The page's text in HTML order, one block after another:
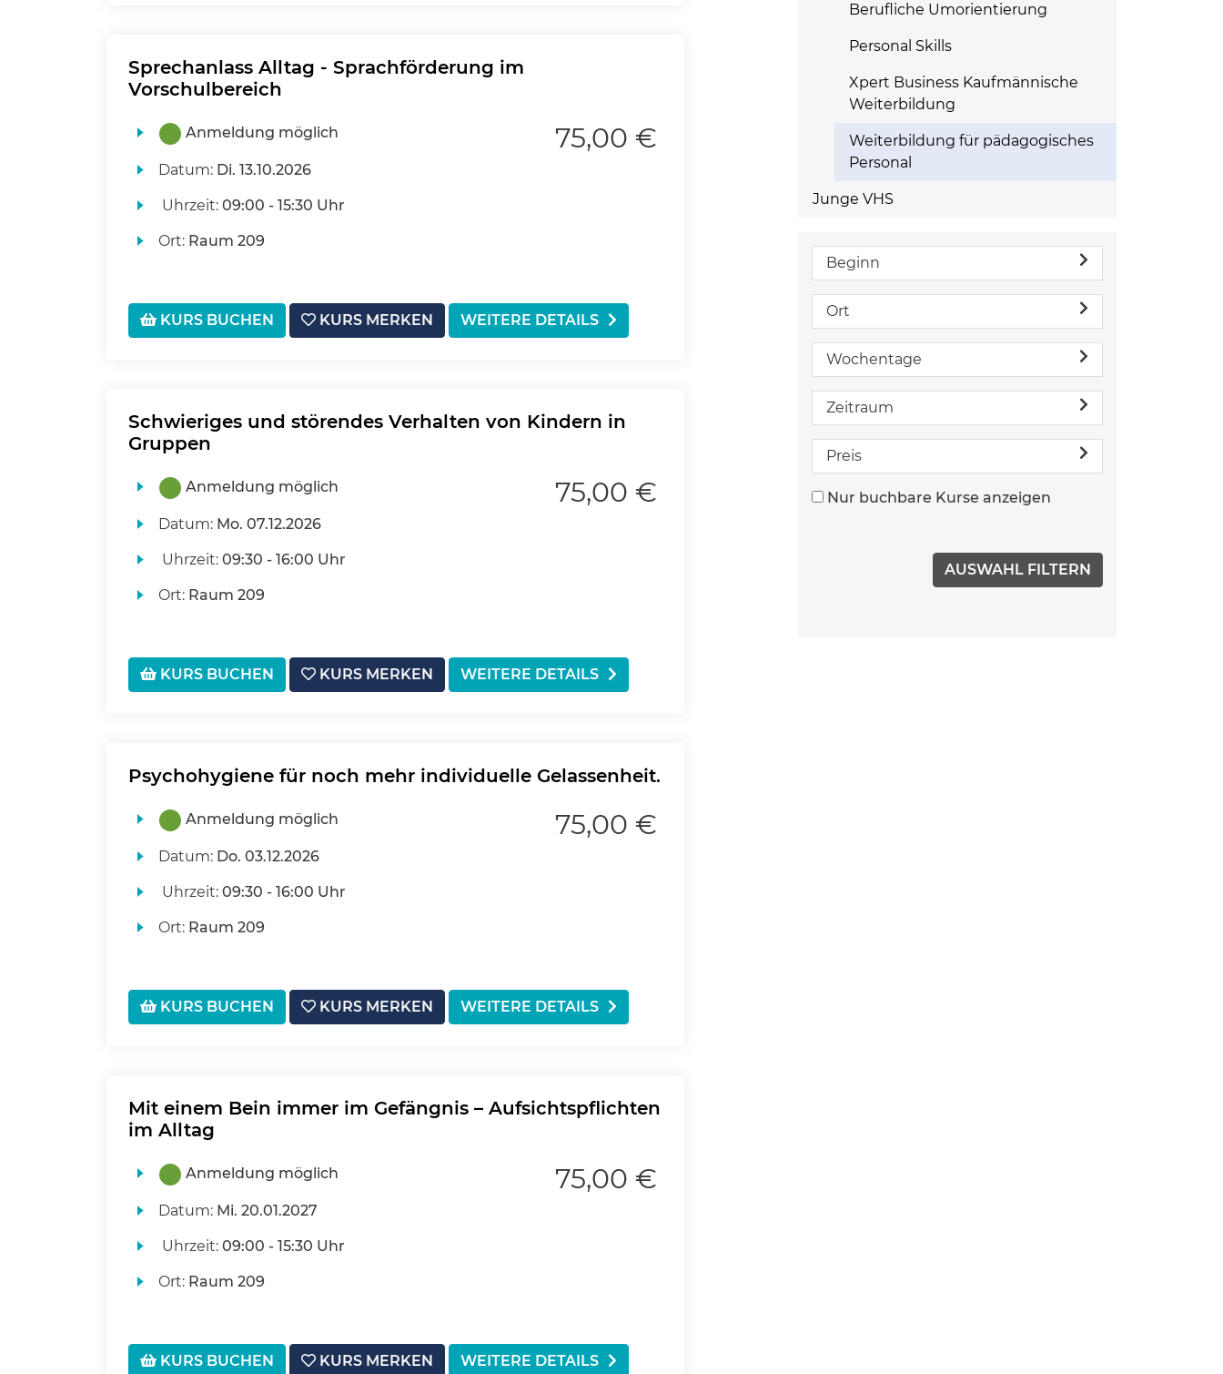
Sprechanlass Alltag - Sprachförderung im
Vorschulbereich
Anmeldung möglich
Datum: Di. 13.10.2026
Uhrzeit: 09:00 - 15:30 Uhr
Ort: Raum 209
75,00 €
KURS BUCHEN KURS MERKEN WEITERE DETAILS
Schwieriges und störendes Verhalten von Kindern in
Gruppen
Anmeldung möglich
Datum: Mo. 07.12.2026
Uhrzeit: 09:30 - 16:00 Uhr
Ort: Raum 209
75,00 €
KURS BUCHEN KURS MERKEN WEITERE DETAILS
Psychohygiene für noch mehr individuelle Gelassenheit.
Anmeldung möglich
Datum: Do. 03.12.2026
Uhrzeit: 09:30 - 16:00 Uhr
Ort: Raum 209
75,00 €
KURS BUCHEN KURS MERKEN WEITERE DETAILS
Mit einem Bein immer im Gefängnis – Aufsichtspflichten
im Alltag
Anmeldung möglich
Datum: Mi. 20.01.2027
Uhrzeit: 09:00 - 15:30 Uhr
Ort: Raum 209
75,00 €
KURS BUCHEN KURS MERKEN WEITERE DETAILS
Berufliche Umorientierung
Personal Skills
Xpert Business Kaufmännische
Weiterbildung
Weiterbildung für pädagogisches
Personal
Junge VHS
Beginn
Ort
Wochentage
Zeitraum
Preis
Nur buchbare Kurse anzeigen